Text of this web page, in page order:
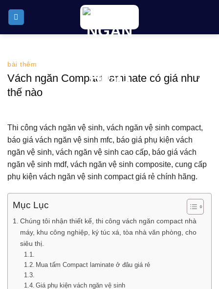
bài thêm
Vách ngăn Compact laminate có giá như
thế nào
Thi công vách ngăn vệ sinh, vách ngăn vệ sinh compact,
báo giá vách ngăn vệ sinh mfc, báo giá phụ kiện vách
ngăn vệ sinh, vách ngăn vệ sinh cao cấp, báo giá vách
ngăn vệ sinh mdf, vách ngăn vệ sinh composite, cung cấp
phụ kiện vách ngăn vệ sinh compact giá rẻ chính hãng.
Mục Lục
Chúng tôi nhận thiết kế, thi công vách ngăn compact nhà
máy, khu công nghiệp, ký túc xá, tòa nhà văn phòng, cho
siêu thị.
Mua tấm Compact laminate ở đâu giá rẻ
Giá phụ kiện vách ngăn vệ sinh